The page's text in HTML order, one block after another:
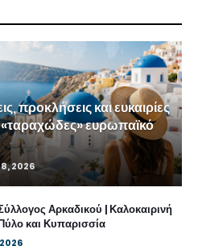
προκλήσεις και ευκαιρίες
ευρωπαϊκό
2026
Αρκαδικού | Καλοκαιρινή
και Κυπαρισσία